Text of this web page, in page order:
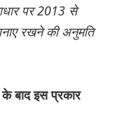
पर 2013 से
रखने की अनुमति
बाद इस प्रकार